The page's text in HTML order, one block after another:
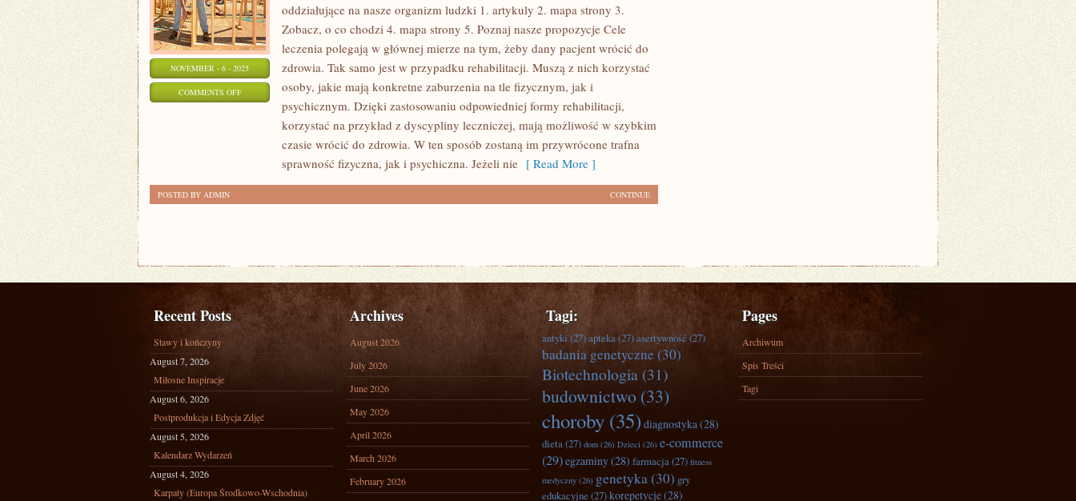
NOVEMBER - 6 - 2025
COMMENTS OFFON
oddziałujące na nasze organizm ludzki 1. artykuly 2. mapa strony 3.
Zobacz, o co chodzi 4. mapa strony 5. Poznaj nasze propozycje Cele
leczenia polegają w głównej mierze na tym, żeby dany pacjent wrócić do
zdrowia. Tak samo jest w przypadku rehabilitacji. Muszą z nich korzystać
osoby, jakie mają konkretne zaburzenia na tle fizycznym, jak i
psychicznym. Dzięki zastosowaniu odpowiedniej formy rehabilitacji,
korzystać na przykład z dyscypliny leczniczej, mają możliwość w szybkim
czasie wrócić do zdrowia. W ten sposób zostaną im przywrócone trafna
sprawność fizyczna, jak i psychiczna. Jeżeli nie [ Read More ]
CONTINUE
POSTED BY ADMIN
Recent Posts
Stawy i kończyny
August 7, 2026
Miłosne Inspiracje
August 6, 2026
Postprodukcja i Edycja Zdjęć
August 5, 2026
Kalendarz Wydarzeń
August 4, 2026
Karpaty (Europa Środkowo-Wschodnia)
Archives
August 2026
July 2026
June 2026
May 2026
April 2026
March 2026
February 2026
Tagi:
antyki(27)apteka(27)asertywność(27)
badania genetyczne(30)
Biotechnologia (31)
budownictwo (33)
choroby (35) diagnostyka(28)
dieta(27) dom (26) Dzieci (26) e-commerce
(29)egzaminy(28) farmacja(27) fitness
medyczny (26) genetyka(30) gry
edukacyjne (27)korepetycje(28)
Pages
Archiwum
Spis Treści
Tagi